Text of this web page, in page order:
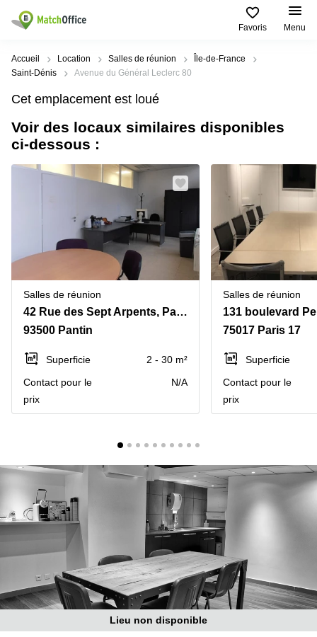
Favoris Menu
Rechercher / publier
Pages
de
Bureau
Centre
d’affaires
réunion
Bureau
virtuel
Villes
Populaires
Paris
Lyon
Nantes
Toulouse
Strasbourg
Recherches
populaires
Centres
d'affaires
Location
Lyon
Coworking
d'affaires
Coworking
Toulouse
Centres
Lyon
Location
d'affaires
Montpellier
Aide
Qui sommes-nous?
Publier un local
Connexion
Accueil Location Salles de réunion
Île-de-France
Saint-Dénis
Avenue du Général Leclerc 80
Cet emplacement est loué
Voir des locaux similaires disponibles
ci-dessous :
Salles de réunion
42 Rue des Sept Arpents, Pantin
93500 Pantin
Superficie
2 - 30 m²
Contact pour le
prix
N/A
Salles de réunion
131 boulevard
75017 Paris 17
Superficie
Contact pour le
prix
Lieu non disponible